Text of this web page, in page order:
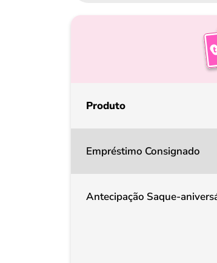
Produto
Empréstimo Consignado
Antecipação Saque-